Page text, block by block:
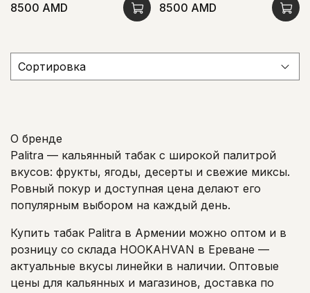
8500 AMD 8500 AMD
О бренде
Palitra — кальянный табак с широкой палитрой
вкусов: фрукты, ягоды, десерты и свежие миксы.
Ровный покур и доступная цена делают его
популярным выбором на каждый день.
Купить табак Palitra в Армении можно оптом и в
розницу со склада HOOKAHVAN в Ереване —
актуальные вкусы линейки в наличии. Оптовые
цены для кальянных и магазинов, доставка по